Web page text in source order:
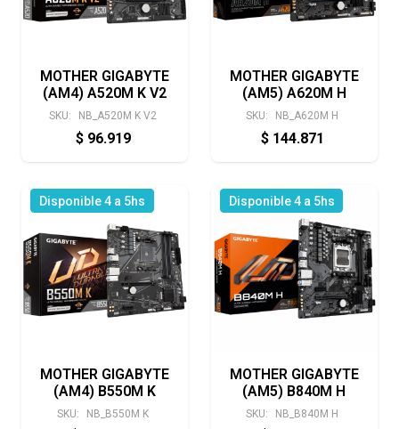
MOTHER GIGABYTE
(AM4) A520M K V2
SKU: NB_A520M K V2
$ 96.919
MOTHER GIGABYTE
(AM5) A620M H
SKU: NB_A620M H
$ 144.871
Disponible 4 a 5hs
MOTHER GIGABYTE
(AM4) B550M K
SKU: NB_B550M K
Disponible 4 a 5hs
MOTHER GIGABYTE
(AM5) B840M H
SKU: NB_B840M H